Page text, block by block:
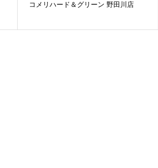
コメリハード＆グリーン 野田川店